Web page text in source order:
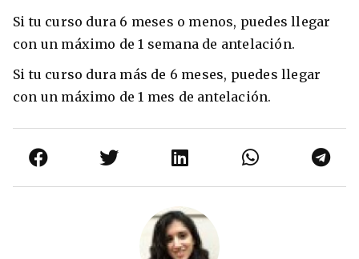
Si tu curso dura 6 meses o menos, puedes llegar
con un máximo de 1 semana de antelación.
Si tu curso dura más de 6 meses, puedes llegar
con un máximo de 1 mes de antelación.